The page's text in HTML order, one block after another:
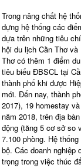
Trong nâng chất hệ
dựng hệ thống các
dựa trên những tiêu
hội du lịch Cần Thơ
Thơ có thêm 1 điểm
tiêu biểu ĐBSCL tại
thành phố khi được
mới. Đến nay, thành
2017), 19 homestay
năm 2018, trên địa
động (tăng 5 cơ sở so
7.100 phòng. Hệ
bộ. Các doanh nghiệp
trọng trong việc thúc